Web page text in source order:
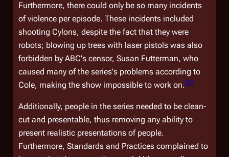
Furthermore, there could only be so many incidents
of violence per episode. These incidents included
shooting Cylons, despite the fact that they were
robots; blowing up trees with laser pistols was also
forbidden by ABC's censor, Susan Futterman, who
caused many of the series's problems according to
Cole, making the show impossible to work on.[3]
Additionally, people in the series needed to be clean-
cut and presentable, thus removing any ability to
present realistic presentations of people.
Furthermore, Standards and Practices complained to